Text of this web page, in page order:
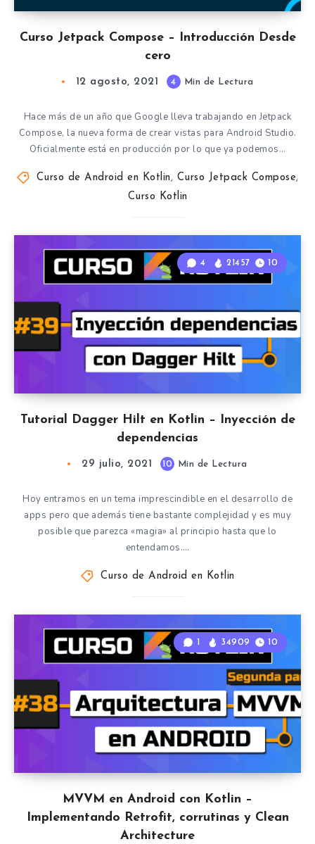
Curso Jetpack Compose – Introducción Desde
cero
12 agosto, 2021 4 Min de Lectura
Hace más de un año que Google lleva trabajando en Jetpack
Compose, la nueva forma de crear vistas para Android Studio.
Oficialmente está en producción por lo que ya podemos…
Curso de Android en Kotlin, Curso Jetpack Compose,
Curso Kotlin
Tutorial Dagger Hilt en Kotlin – Inyección de
dependencias
4 21457 10
29 julio, 2021 10 Min de Lectura
Hoy entramos en un tema imprescindible en el desarrollo de
apps pero que además tiene bastante complejidad y es muy
posible que parezca «magia» al principio hasta que lo
entendamos….
Curso de Android en Kotlin
MVVM en Android con Kotlin –
Implementando Retrofit, corrutinas y Clean
Architecture
1 34909 10